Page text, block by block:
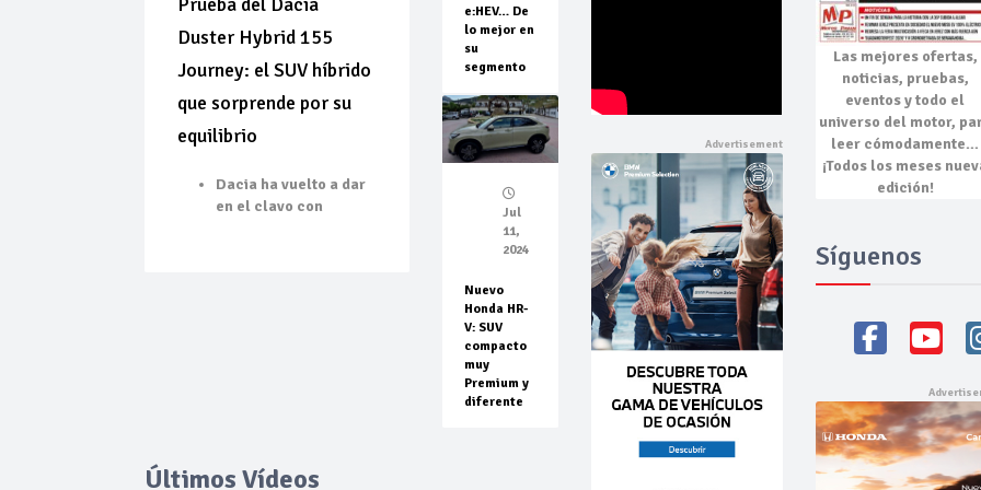
Duster Hybrid 155
Journey: el SUV híbrido
que sorprende por su
equilibrio
Dacia ha vuelto a dar
en el clavo con
e:HEV… De
lo mejor en
su
segmento
Jul
11,
2024
Nuevo
Honda HR-
V: SUV
compacto
muy
Premium y
diferente
Últimos Vídeos
Las mejores ofertas,
noticias, pruebas,
eventosy todo el
universo del motor,
leer cómodamente…
¡Todos los meses
edición!
Síguenos